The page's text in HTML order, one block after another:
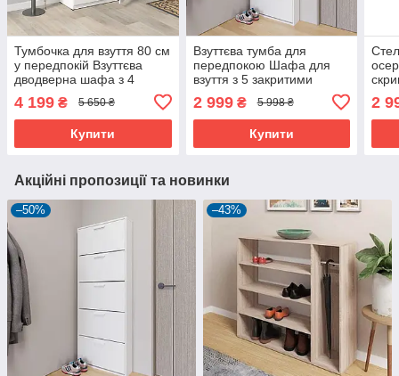
Тумбочка для взуття 80 см
у передпокій Взуттєва
дводверна шафа з 4
висувними шухлядами
4 199 ₴ 5 650 ₴
Купити
Взуттєва тумба для
передпокою Шафа для
взуття з 5 закритими
2 999₴ 5 998 ₴
Купити
2
Акційні пропозиції та новинки
–50% –43%